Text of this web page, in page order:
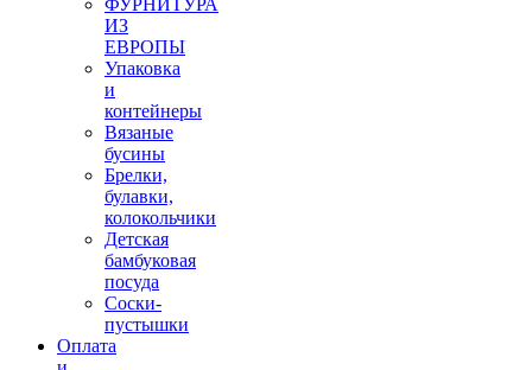
ФУРНИТУРА
ИЗ
ЕВРОПЫ
Упаковка
и
контейнеры
Вязаные
бусины
Брелки,
булавки,
колокольчики
Детская
бамбуковая
посуда
Соски-
пустышки
Оплата